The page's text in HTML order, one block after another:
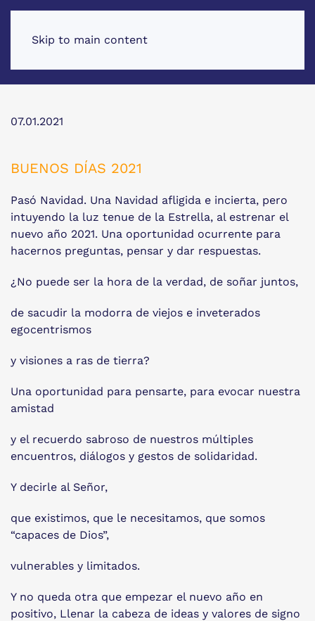
Skip to main content
07.01.2021
BUENOS DÍAS 2021
Pasó Navidad. Una Navidad afligida e incierta, pero
intuyendo la luz tenue de la Estrella, al estrenar el
nuevo año 2021. Una oportunidad ocurrente para
hacernos preguntas, pensar y dar respuestas.
¿No puede ser la hora de la verdad, de soñar juntos,
de sacudir la modorra de viejos e inveterados
egocentrismos
y visiones a ras de tierra?
Una oportunidad para pensarte, para evocar nuestra
amistad
y el recuerdo sabroso de nuestros múltiples
encuentros, diálogos y gestos de solidaridad.
Y decirle al Señor,
que existimos, que le necesitamos, que somos
“capaces de Dios”,
vulnerables y limitados.
Y no queda otra que empezar el nuevo año en
positivo, Llenar la cabeza de ideas y valores de signo